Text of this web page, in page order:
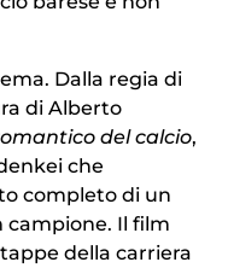
Dalla regia di
diAlberto
del calcio,
che
completo di un
campione. Il film
della carriera